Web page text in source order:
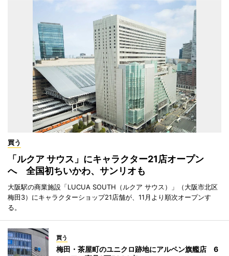
買う
「ルクア サウス」にキャラクター21店オープン
へ 全国初ちいかわ、サンリオも
大阪駅の商業施設「LUCUA SOUTH（ルクア サウス）」（大阪市北区
梅田3）にキャラクターショップ21店舗が、11月より順次オープンす
る。
買う
梅田・茶屋町のユニクロ跡地にアルペン旗艦店 6